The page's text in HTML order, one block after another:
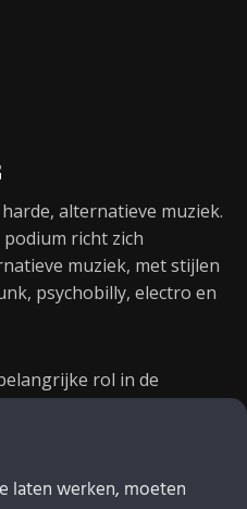
alternatieve muziek.
richt zich
muziek, met stijlen
psychobilly, electro en
rol in de
laten werken, moeten